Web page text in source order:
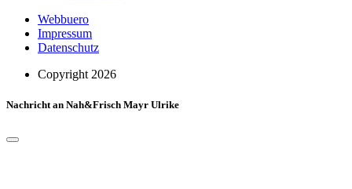
Webbuero
Impressum
Datenschutz
Copyright 2026
Nachricht an Nah&Frisch Mayr Ulrike